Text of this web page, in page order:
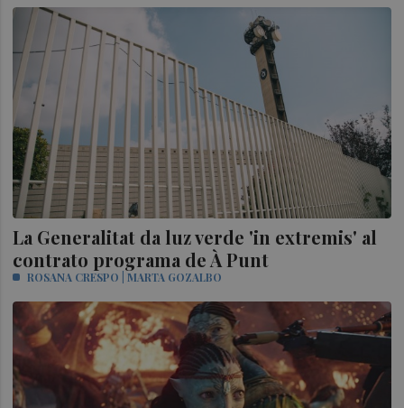
La Generalitat da luz verde 'in extremis' al
contrato programa de À Punt
ROSANA CRESPO | MARTA GOZALBO